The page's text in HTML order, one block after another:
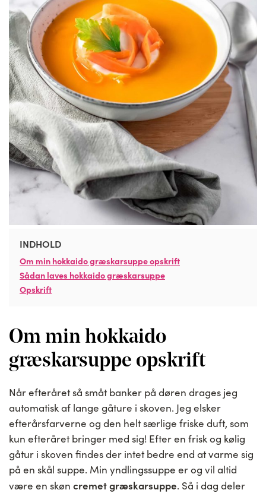
INDHOLD
Om min hokkaido græskarsuppe opskrift
Sådan laves hokkaido græskarsuppe
Opskrift
Om min hokkaido
græskarsuppe opskrift
Når efteråret så småt banker på døren drages jeg
automatisk af lange gåture i skoven. Jeg elsker
efterårsfarverne og den helt særlige friske duft, som
kun efteråret bringer med sig! Efter en frisk og kølig
gåtur i skoven findes der intet bedre end at varme sig
på en skål suppe. Min yndlingssuppe er og vil altid
være en skøn cremet græskarsuppe. Så i dag deler